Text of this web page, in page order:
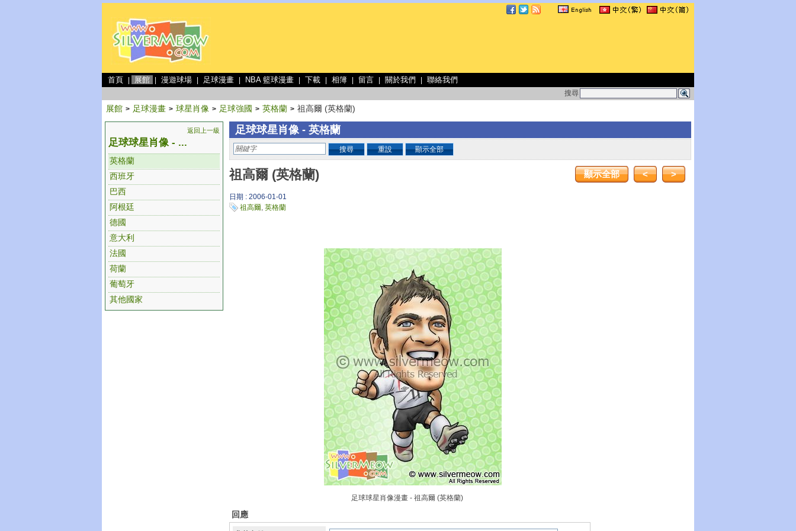
首頁 展館 漫遊球場 足球漫畫 NBA 籃球漫畫 下載 相簿 留言 關於我們 聯絡我們
搜尋
展館 > 足球漫畫 > 球星肖像 > 足球強國 > 英格蘭 > 祖高爾 (英格蘭)
返回上一級
足球球星肖像 - ...
英格蘭
西班牙
巴西
阿根廷
德國
意大利
法國
荷蘭
葡萄牙
其他國家
足球球星肖像 - 英格蘭
搜尋 重設 顯示全部
祖高爾 (英格蘭) 顯示全部 < >
日期 : 2006-01-01
祖高爾, 英格蘭
足球球星肖像漫畫 - 祖高爾 (英格蘭)
回應